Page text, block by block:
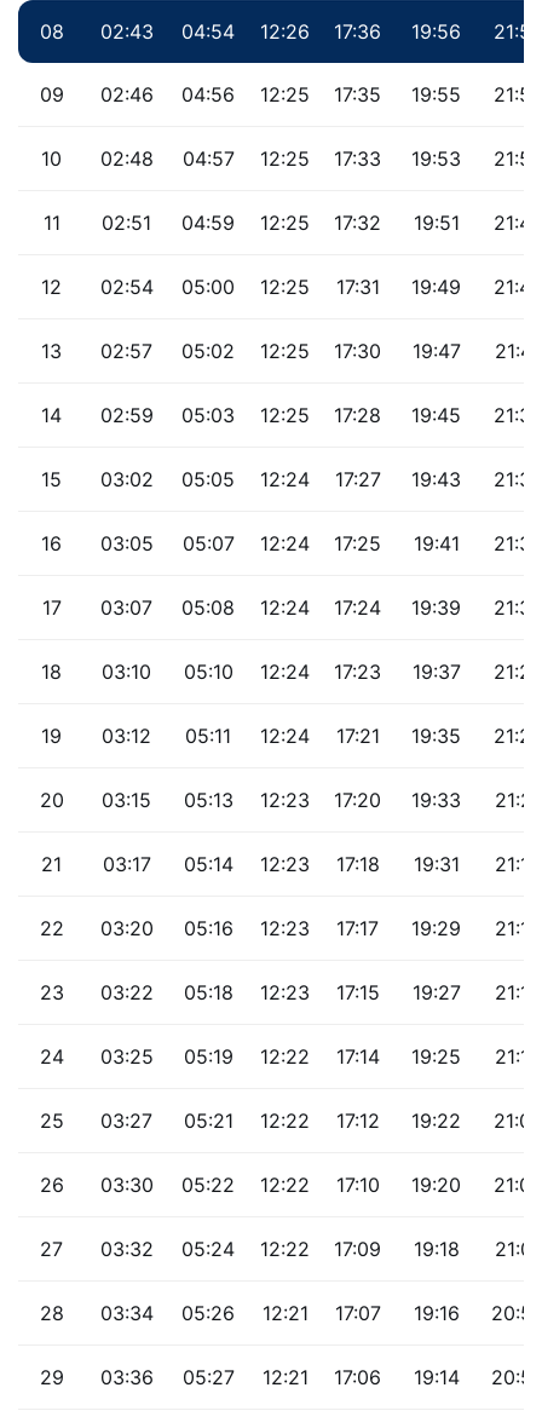
08 02:43 04:54 12:26 17:36 19:56 21:56
09 02:46 04:56 12:25 17:35 19:55 21:53
10 02:48 04:57 12:25 17:33 19:53 21:50
11 02:51 04:59 12:25 17:32 19:51 21:47
12 02:54 05:00 12:25 17:31 19:49 21:44
13 02:57 05:02 12:25 17:30 19:47 21:41
14 02:59 05:03 12:25 17:28 19:45 21:38
15 03:02 05:05 12:24 17:27 19:43 21:36
16 03:05 05:07 12:24 17:25 19:41 21:33
17 03:07 05:08 12:24 17:24 19:39 21:30
18 03:10 05:10 12:24 17:23 19:37 21:27
19 03:12 05:11 12:24 17:21 19:35 21:24
20 03:15 05:13 12:23 17:20 19:33 21:21
21 03:17 05:14 12:23 17:18 19:31 21:18
22 03:20 05:16 12:23 17:17 19:29 21:16
23 03:22 05:18 12:23 17:15 19:27 21:13
24 03:25 05:19 12:22 17:14 19:25 21:10
25 03:27 05:21 12:22 17:12 19:22 21:07
26 03:30 05:22 12:22 17:10 19:20 21:04
27 03:32 05:24 12:22 17:09 19:18 21:01
28 03:34 05:26 12:21 17:07 19:16
29 03:36 05:27 12:21 17:06 19:14